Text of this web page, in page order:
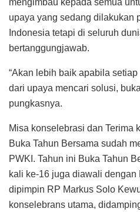
upaya yang sedang dilakukan
Indonesia tetapi di seluruh
bertanggungjawab.
“Akan lebih baik apabila
dari upaya mencari solusi,
pungkasnya.
Misa konselebrasi dan Terima
Buka Tahun Bersama sudah
PWKI. Tahun ini Buka Tahun
kali ke-16 juga diawali dengan
dipimpin RP Markus Solo
konselebrans utama,